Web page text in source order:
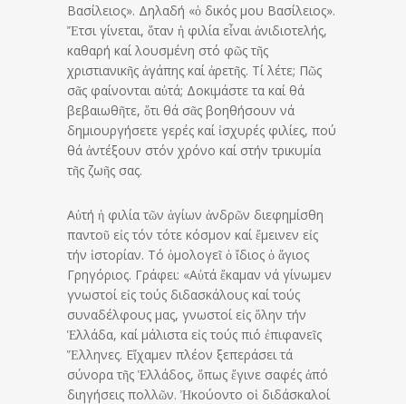
Βασίλειος». Δηλαδή «ὁ δικός μου Βασίλειος».
Ἔτσι γίνεται, ὅταν ἡ φιλία εἶναι ἀνιδιοτελής,
καθαρή καί λουσμένη στό φῶς τῆς
χριστιανικῆς ἀγάπης καί ἀρετῆς. Τί λέτε; Πῶς
σᾶς φαίνονται αὐτά; Δοκιμάστε τα καί θά
βεβαιωθῆτε, ὅτι θά σᾶς βοηθήσουν νά
δημιουργήσετε γερές καί ἰσχυρές φιλίες, πού
θά ἀντέξουν στόν χρόνο καί στήν τρικυμία
τῆς ζωῆς σας.
Αὐτή ἡ φιλία τῶν ἁγίων ἀνδρῶν διεφημίσθη
παντοῦ εἰς τόν τότε κόσμον καί ἔμεινεν εἰς
τήν ἱστορίαν. Τό ὁμολογεῖ ὁ ἴδιος ὁ ἅγιος
Γρηγόριος. Γράφει: «Αὐτά ἔκαμαν νά γίνωμεν
γνωστοί εἰς τούς διδασκάλους καί τούς
συναδέλφους μας, γνωστοί εἰς ὅλην τήν
Ἑλλάδα, καί μάλιστα εἰς τούς πιό ἐπιφανεῖς
Ἕλληνες. Εἴχαμεν πλέον ξεπεράσει τά
σύνορα τῆς Ἑλλάδος, ὅπως ἔγινε σαφές ἀπό
διηγήσεις πολλῶν. Ἠκούοντο οἱ διδάσκαλοί